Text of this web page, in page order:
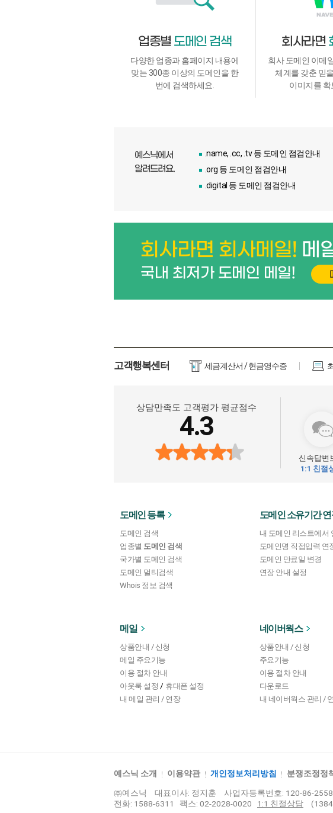
업종별 도메인 검색
다양한 업종과 홈페이지 내용에
맞는 300종 이상의 도메인을 한
번에 검색하세요.
회사라면
회사 도메인 이메
체계를 갖춘 믿
이미지를 확
예스닉에서
알려드려요.
.name, .cc, .tv 등 도메인 점검안내
.org 등 도메인 점검안내
.digital 등 도메인 점검안내
회사라면 회사메일! 메
국내 최저가 도메인 메일!
고객행복센터 세금계산서 / 현금영수증
상담만족도 고객평가 평균점수
4.3
신속답변
1:1 친절
도메인 등록
도메인 검색
업종별 도메인 검색
국가별 도메인 검색
도메인 멀티검색
Whois 정보 검색
도메인 소유기간
내 도메인 리스트에서
도메인명 직접입력 연
도메인 만료일 변경
연장 안내 설정
메일
상품안내 / 신청
메일 주요기능
이용 절차 안내
아웃룩 설정 / 휴대폰 설정
내 메일 관리 / 연장
네이버웍스
상품안내 / 신청
주요기능
이용 절차 안내
다운로드
내 네이버웍스 관리 /
예스닉 소개 이용약관 개인정보처리방침 분쟁조정정
㈜예스닉 대표이사: 정지훈 사업자등록번호: 120-86-
전화: 1588-6311 팩스: 02-2028-0020 1:1 친절상담